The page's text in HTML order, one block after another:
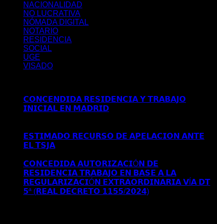
NACIONALIDAD
NO LUCRATIVA
NÓMADA DIGITAL
NOTARIO
RESIDENCIA
SOCIAL
UGE
VISADO
𝗖𝗢𝗡𝗖𝗘𝗡𝗗𝗜𝗗𝗔 𝗥𝗘𝗦𝗜𝗗𝗘𝗡𝗖𝗜𝗔 𝗬 𝗧𝗥𝗔𝗕𝗔𝗝𝗢
𝗜𝗡𝗜𝗖𝗜𝗔𝗟 𝗘𝗡 𝗠𝗔𝗗𝗥𝗜𝗗
𝗘𝗦𝗧𝗜𝗠𝗔𝗗𝗢 𝗥𝗘𝗖𝗨𝗥𝗦𝗢 𝗗𝗘 𝗔𝗣𝗘𝗟𝗔𝗖𝗜𝗢𝗡 𝗔𝗡𝗧𝗘
𝗘𝗟 𝗧𝗦𝗝𝗔
𝗖𝗢𝗡𝗖𝗘𝗗𝗜𝗗𝗔 𝗔𝗨𝗧𝗢𝗥𝗜𝗭𝗔𝗖𝗜Ó𝗡 𝗗𝗘
𝗥𝗘𝗦𝗜𝗗𝗘𝗡𝗖𝗜𝗔 𝗧𝗥𝗔𝗕𝗔𝗝𝗢 𝗘𝗡 𝗕𝗔𝗦𝗘 𝗔 𝗟𝗔
𝗥𝗘𝗚𝗨𝗟𝗔𝗥𝗜𝗭𝗔𝗖𝗜Ó𝗡 𝗘𝗫𝗧𝗥𝗔𝗢𝗥𝗗𝗜𝗡𝗔𝗥𝗜𝗔 𝗩Í𝗔 𝗗𝗧
𝟱ª (𝗥𝗘𝗔𝗟 𝗗𝗘𝗖𝗥𝗘𝗧𝗢 𝟭𝟭𝟱𝟱/𝟮𝟬𝟮𝟰)